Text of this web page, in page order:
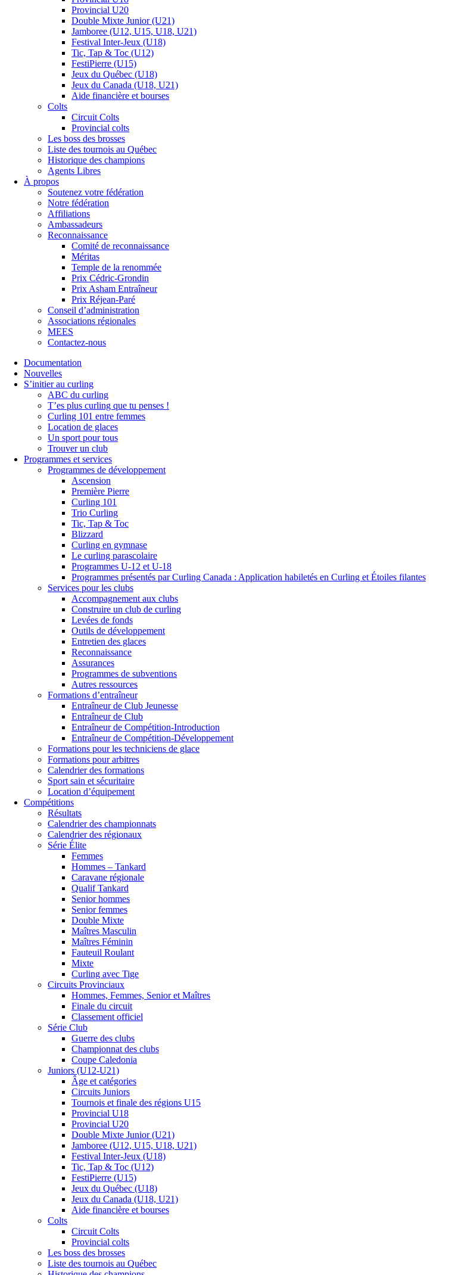
Provincial U20
Double Mixte Junior (U21)
Jamboree (U12, U15, U18, U21)
Festival Inter-Jeux (U18)
Tic, Tap & Toc (U12)
FestiPierre (U15)
Jeux du Québec (U18)
Jeux du Canada (U18, U21)
Aide financière et bourses
Colts
Circuit Colts
Provincial colts
Les boss des brosses
Liste des tournois au Québec
Historique des champions
Agents Libres
À propos
Soutenez votre fédération
Notre fédération
Affiliations
Ambassadeurs
Reconnaissance
Comité de reconnaissance
Méritas
Temple de la renommée
Prix Cédric-Grondin
Prix Asham Entraîneur
Prix Réjean-Paré
Conseil d’administration
Associations régionales
MEES
Contactez-nous
Documentation
Nouvelles
S’initier au curling
ABC du curling
T’es plus curling que tu penses !
Curling 101 entre femmes
Location de glaces
Un sport pour tous
Trouver un club
Programmes et services
Programmes de développement
Ascension
Première Pierre
Curling 101
Trio Curling
Tic, Tap & Toc
Blizzard
Curling en gymnase
Le curling parascolaire
Programmes U-12 et U-18
Programmes présentés par Curling Canada : Application habiletés en Curling et Étoiles filantes
Services pour les clubs
Accompagnement aux clubs
Construire un club de curling
Levées de fonds
Outils de développement
Entretien des glaces
Reconnaissance
Assurances
Programmes de subventions
Autres ressources
Formations d’entraîneur
Entraîneur de Club Jeunesse
Entraîneur de Club
Entraîneur de Compétition-Introduction
Entraîneur de Compétition-Développement
Formations pour les techniciens de glace
Formations pour arbitres
Calendrier des formations
Sport sain et sécuritaire
Location d’équipement
Compétitions
Résultats
Calendrier des championnats
Calendrier des régionaux
Série Élite
Femmes
Hommes – Tankard
Caravane régionale
Qualif Tankard
Senior hommes
Senior femmes
Double Mixte
Maîtres Masculin
Maîtres Féminin
Fauteuil Roulant
Mixte
Curling avec Tige
Circuits Provinciaux
Hommes, Femmes, Senior et Maîtres
Finale du circuit
Classement officiel
Série Club
Guerre des clubs
Championnat des clubs
Coupe Caledonia
Juniors (U12-U21)
Âge et catégories
Circuits Juniors
Tournois et finale des régions U15
Provincial U18
Provincial U20
Double Mixte Junior (U21)
Jamboree (U12, U15, U18, U21)
Festival Inter-Jeux (U18)
Tic, Tap & Toc (U12)
FestiPierre (U15)
Jeux du Québec (U18)
Jeux du Canada (U18, U21)
Aide financière et bourses
Colts
Circuit Colts
Provincial colts
Les boss des brosses
Liste des tournois au Québec